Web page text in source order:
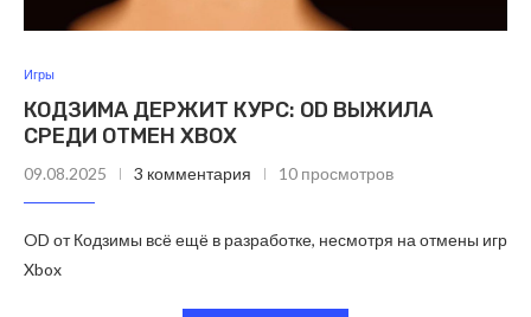
Игры
КОДЗИМА ДЕРЖИТ КУРС: OD ВЫЖИЛА
СРЕДИ ОТМЕН XBOX
09.08.2025 3 комментария 10 просмотров
OD от Кодзимы всё ещё в разработке, несмотря на отмены игр
Xbox